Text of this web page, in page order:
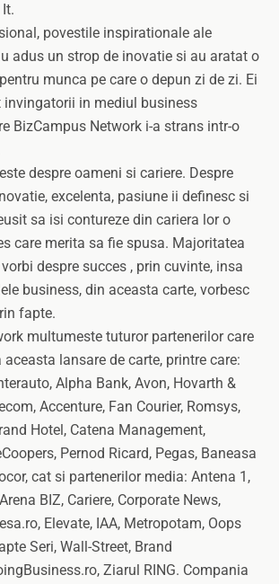
povestile inspirationale ale
adus un strop de inovatie si au aratat o
munca pe care o depun zi de zi. Ei
invingatorii in mediul business
BizCampus Network i-a strans intr-o
despre oameni si cariere. Despre
excelenta, pasiune ii definesc si
sa isi contureze din cariera lor o
care merita sa fie spusa. Majoritatea
despre succes , prin cuvinte, insa
business, din aceasta carte, vorbesc
fapte.
multumeste tuturor partenerilor care
lansare de carte, printre care:
Alpha Bank, Avon, Hovarth &
Accenture, Fan Courier, Romsys,
Hotel, Catena Management,
Pernod Ricard, Pegas, Baneasa
cat si partenerilor media: Antena 1,
BIZ, Cariere, Corporate News,
Elevate, IAA, Metropotam, Oops
Seri, Wall-Street, Brand
Ziarul RING. Compania